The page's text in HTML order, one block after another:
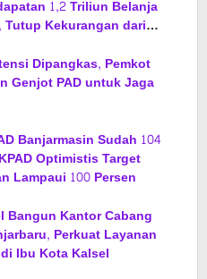
1,2 Triliun Belanja
Tutup Kekurangan dari
Dipangkas, Pemkot
Genjot PAD untuk Jaga
Banjarmasin Sudah 104
Optimistis Target
Lampaui 100 Persen
Bangun Kantor Cabang
Perkuat Layanan
Ibu Kota Kalsel